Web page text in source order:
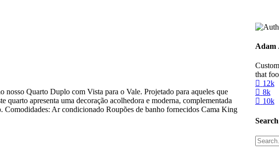
Quarto Duplo com Vista para o Vale. Projetado para aqueles que
quarto apresenta uma decoração acolhedora e moderna, complementada
Comodidades: Ar condicionado Roupões de banho fornecidos Cama King
Adam
that
12k
8k
10k
Search